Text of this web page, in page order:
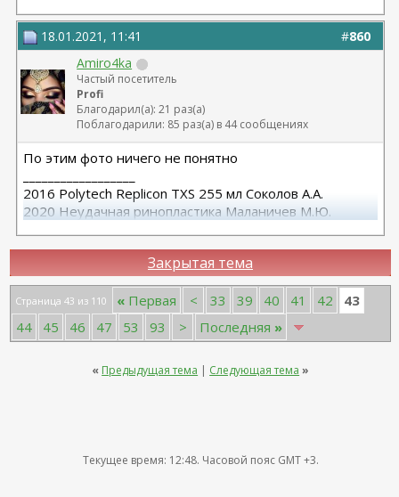
#860
18.01.2021, 11:41
Amiro4ka
Частый посетитель
Profi
Благодарил(а): 21 раз(а)
Поблагодарили: 85 раз(а) в 44 сообщениях
По этим фото ничего не понятно
2016 Polytech Replicon TXS 255 мл Соколов А.А.
2020 Неудачная ринопластика Маланичев М.Ю.
Закрытая тема
Страница 43 из 110 « Первая < 33 39 40 41 42
43
44
45 46 47 53 93 > Последняя »
« Предыдущая тема | Следующая тема »
Текущее время: 12:48. Часовой пояс GMT +3.